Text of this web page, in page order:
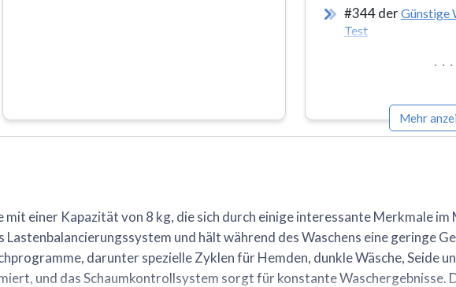
#344 derGünstige
Test
...
Mehr
einer Kapazität von 8 kg, die sich durch einige interessante Merkmale
und hält während des Waschens eine geringe
darunter spezielle Zyklen für Hemden, dunkle Wäsche, Seide
und das Schaumkontrollsystem sorgt für konstante Waschergebnisse.